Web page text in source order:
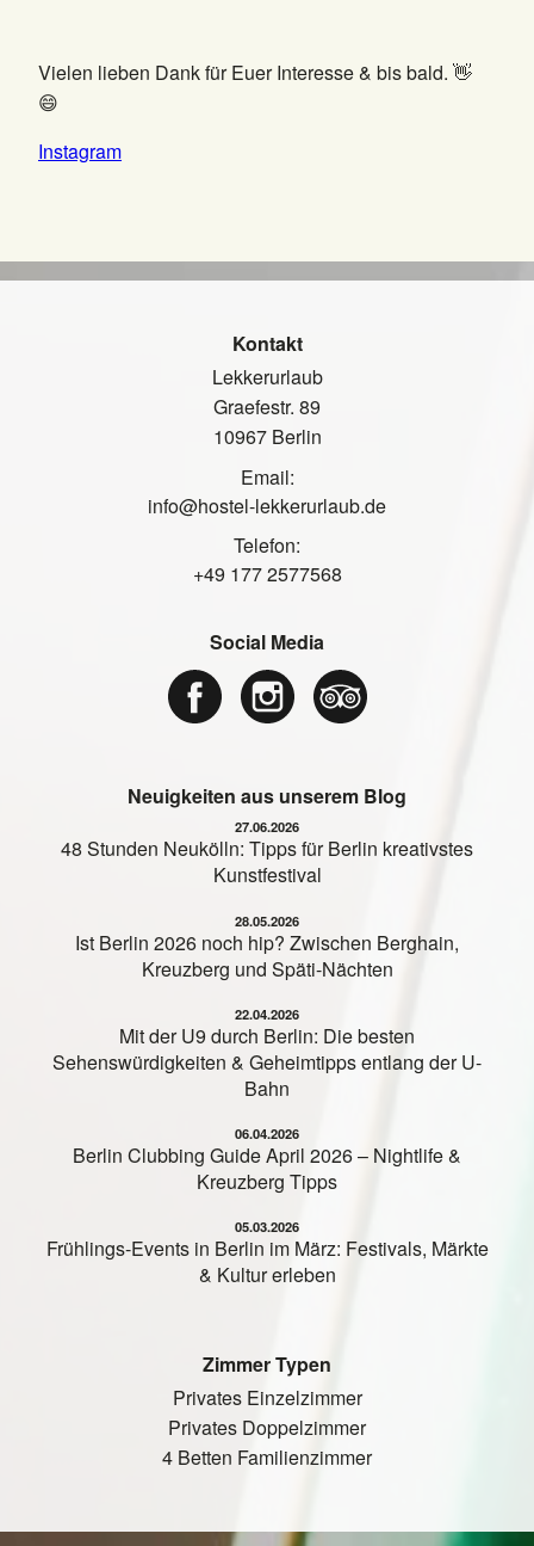
Vielen lieben Dank für Euer Interesse & bis bald. 👋
😄
Instagram
Kontakt
Lekkerurlaub
Graefestr. 89
10967 Berlin
Email:
info@hostel-lekkerurlaub.de
Telefon:
+49 177 2577568
Social Media
Neuigkeiten aus unserem Blog
27.06.2026
48 Stunden Neukölln: Tipps für Berlin kreativstes
Kunstfestival
28.05.2026
Ist Berlin 2026 noch hip? Zwischen Berghain,
Kreuzberg und Späti-Nächten
22.04.2026
Mit der U9 durch Berlin: Die besten
Sehenswürdigkeiten & Geheimtipps entlang der U-
Bahn
06.04.2026
Berlin Clubbing Guide April 2026 – Nightlife &
Kreuzberg Tipps
05.03.2026
Frühlings-Events in Berlin im März: Festivals, Märkte
& Kultur erleben
Zimmer Typen
Privates Einzelzimmer
Privates Doppelzimmer
4 Betten Familienzimmer